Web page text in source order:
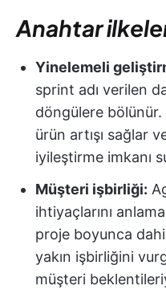
Anahtar
Yinelemeli
sprint adı verilen
döngülere
ürün artışı sağlar
iyileştirme imkanı
Müşteri işbirliği:
ihtiyaçlarını
proje boyunca
yakın işbirliğini
müşteri